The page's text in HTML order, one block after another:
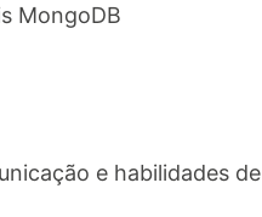
MongoDB
e habilidades